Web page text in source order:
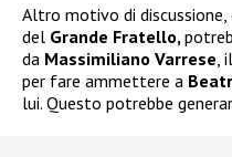
Altro motivo di
del Grande Fratello,
da Massimiliano Varrese,
per fare ammettere a
lui. Questo potrebbe